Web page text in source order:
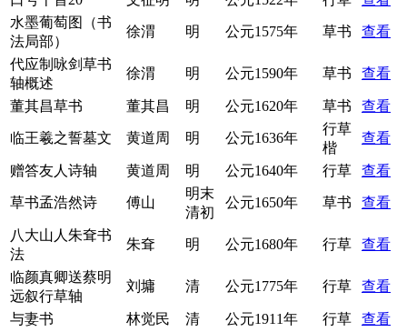
水墨葡萄图（书
法局部）
徐渭 明 公元1575年 草书 查看
代应制咏剑草书
轴概述
徐渭 明 公元1590年 草书 查看
董其昌草书 董其昌 明 公元1620年 草书 查看
临王羲之誓墓文 黄道周 明 公元1636年
行草
楷
查看
赠答友人诗轴 黄道周 明 公元1640年 行草 查看
草书孟浩然诗 傅山
明末
清初
公元1650年 草书 查看
八大山人朱耷书
法
朱耷 明 公元1680年 行草 查看
临颜真卿送蔡明
远叙行草轴
刘墉 清 公元1775年 行草 查看
与妻书 林觉民 清 公元1911年 行草 查看